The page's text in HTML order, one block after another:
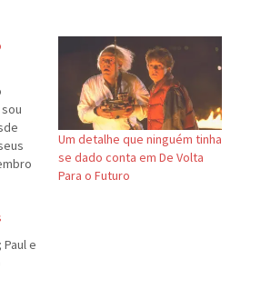
acho
Um detalhe que ninguém tinha
se dado conta em De Volta
Para o Futuro
e